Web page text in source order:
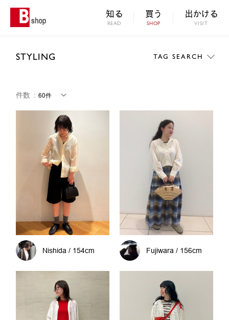
知る
READ
買う
SHOP
出かける
VISIT
STYLING TAG SEARCH
件数 ：
Nishida / 154cm Fujiwara / 156cm